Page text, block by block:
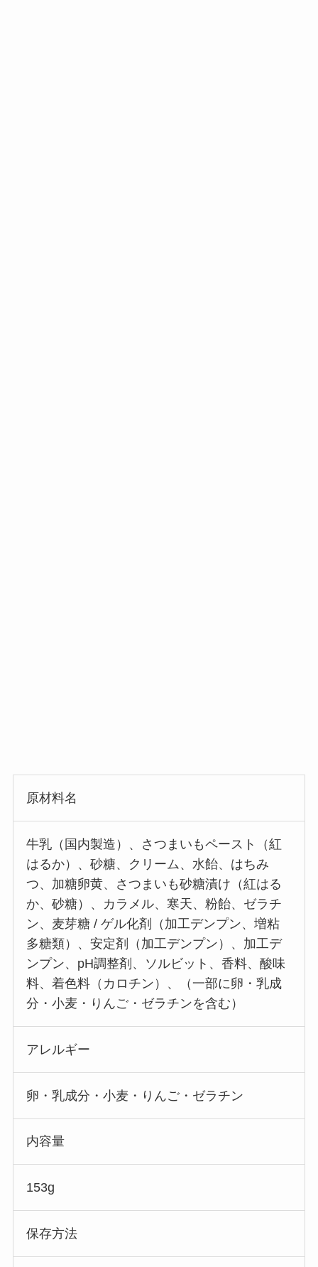
原材料名
牛乳（国内製造）、さつまいもペースト（紅
はるか）、砂糖、クリーム、水飴、はちみ
つ、加糖卵黄、さつまいも砂糖漬け（紅はる
か、砂糖）、カラメル、寒天、粉飴、ゼラチ
ン、麦芽糖 / ゲル化剤（加工デンプン、増粘
多糖類）、安定剤（加工デンプン）、加工デ
ンプン、pH調整剤、ソルビット、香料、酸味
料、着色料（カロチン）、（一部に卵・乳成
分・小麦・りんご・ゼラチンを含む）
アレルギー
卵・乳成分・小麦・りんご・ゼラチン
内容量
153g
保存方法